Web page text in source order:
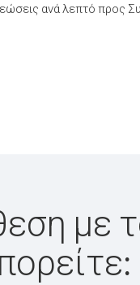
ανά λεπτό προς
με